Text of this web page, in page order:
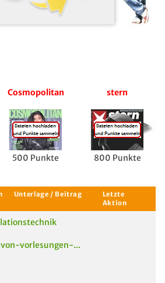
Cosmopolitan
500 Punkte
stern
800 Punkte
vorlesungen-...